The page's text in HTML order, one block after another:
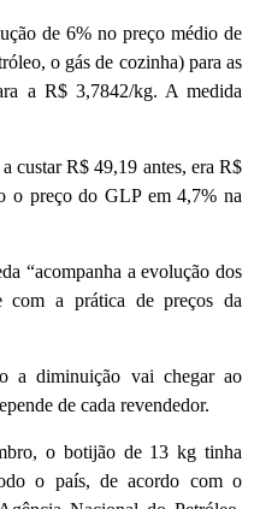
de 6% no preço médio de
o gás de cozinha) para as
a R$ 3,7842/kg. A medida
custar R$ 49,19 antes, era R$
o preço do GLP em 4,7% na
“acompanha a evolução dos
com a prática de preços da
a diminuição vai chegar ao
de cada revendedor.
o botijão de 13 kg tinha
o país, de acordo com o